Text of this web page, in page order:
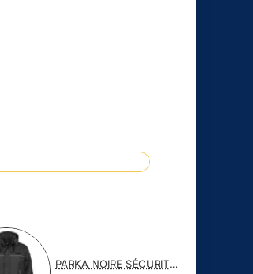
PARKA NOIRE SÉCURITÉ PRIVÉE